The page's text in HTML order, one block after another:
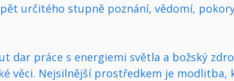
určitého stupně poznání, vědomí,
dar práce s energiemi světla a božský
věci. Nejsilnější prostředkem je modlitba,